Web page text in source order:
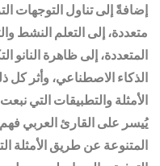
إضافةً إلى تناول التوجهات
متعددة، إلى التعلم النشط
المتعددة، إلى ظاهرة النانو
الذكاء الاصطناعي، وأثر كل
الأمثلة والتطبيقات التي
يُيسر على القارئ العربي
المتنوعة عن طريق الأمثلة